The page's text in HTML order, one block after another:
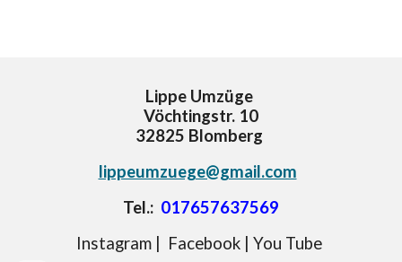
Lippe Umzüge
Vöchtingstr. 10
32825 Blomberg
lippeumzuege@gmail.com
Tel.: 017657637569
Instagram | Facebook | You Tube